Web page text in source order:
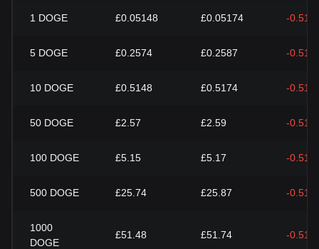
1 DOGE £0.05148 £0.05174 -0.51%
5 DOGE £0.2574 £0.2587 -0.51%
10 DOGE £0.5148 £0.5174 -0.51%
50 DOGE £2.57 £2.59 -0.51%
100 DOGE £5.15 £5.17 -0.51%
500 DOGE £25.74 £25.87 -0.51%
1000
DOGE
£51.48 £51.74 -0.51%